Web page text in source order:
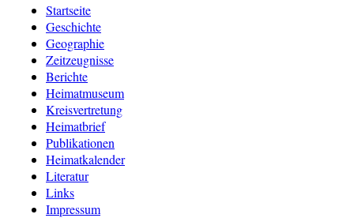
Startseite
Geschichte
Geographie
Zeitzeugnisse
Berichte
Heimatmuseum
Kreisvertretung
Heimatbrief
Publikationen
Heimatkalender
Literatur
Links
Impressum